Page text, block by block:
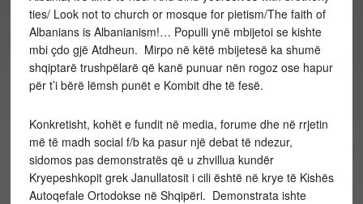
ties/ Look not to church or mosque for pietism/The faith of
Albanians is Albanianism!… Populli ynë mbijetoi se kishte
mbi çdo gjë Atdheun. Mirpo në këtë mbijetesë ka shumë
shqiptarë trushpëlarë që kanë punuar nën rogoz ose hapur
për t’i bërë lëmsh punët e Kombit dhe të fesë.
Konkretisht, kohët e fundit në media, forume dhe në rrjetin
më të madh social f/b ka pasur një debat të ndezur,
sidomos pas demonstratës që u zhvillua kundër
Kryepeshkopit grek Janullatosit i cili është në krye të Kishës
Autoqefale Ortodokse në Shqipëri. Demonstrata ishte